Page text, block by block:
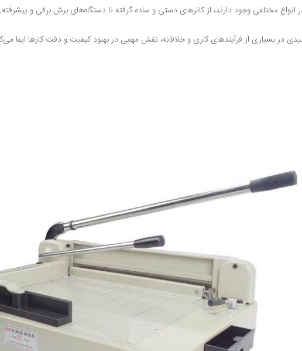
انواع مختلفی وجود دارند، از کاترهای دستی و ساده گرفته تا دستگاه‌های برش برقی و
در بسیاری از فرآیندهای کاری و خلاقانه، نقش مهمی در بهبود کیفیت و دقت کارها ایفا